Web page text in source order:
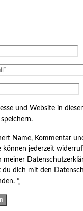
und Website in
Name, Kommentar
können jederzeit
meiner
du dich mit den
*